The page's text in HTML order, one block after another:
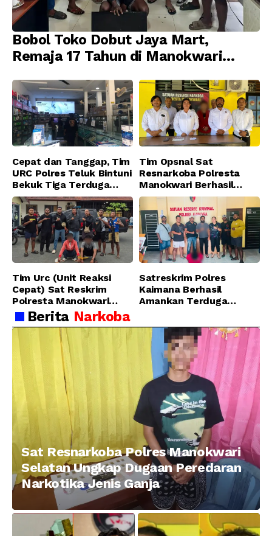
Bobol Toko Dobut Jaya Mart,
Remaja 17 Tahun di Manokwari
Jatanras Polda Papua Barat
Cepat dan Tanggap, Tim
URC Polres Teluk Bintuni
Bekuk Tiga Terduga
Pelaku Pencurian di SMA
Sanawesen
Tim Opsnal Sat
Resnarkoba Polresta
Manokwari Berhasil
Ungkap Kasus Tindak
Pidana Narkotika
Golongan I Jenis Shabu
di SP 4 Distrik Prafi kab.
Manokwari
Tim Urc (Unit Reaksi
Cepat) Sat Reskrim
Polresta Manokwari
Berhasil Tangkap 2
Pelaku Pengeroyokan di
Taman Ria kab.
Manokwari
Satreskrim Polres
Kaimana Berhasil
Amankan Terduga
Menggunakan Senjata
Tajam
Berita Narkoba
Sat Resnarkoba Polres Manokwari
Selatan Ungkap Dugaan Peredaran
Narkotika Jenis Ganja